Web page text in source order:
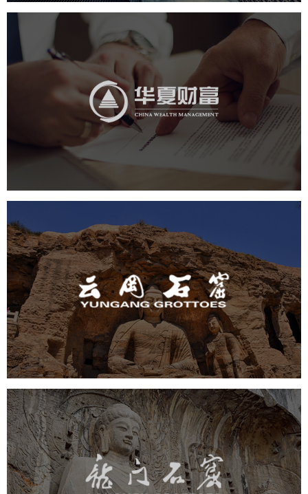
华夏财富
金融保险 社区网站 网页设计 业务系统
云冈石窟
旅游休闲 景区网站建设 品牌官网
网页设计
景区
龙门石窟